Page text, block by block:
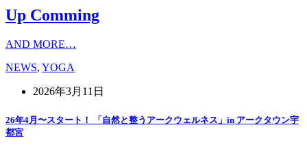
Up Comming
AND MORE…
NEWS, YOGA
2026年3月11日
26年4月〜スタート！ 「自然と整うアークウェルネス」in アークタウン宇
都宮